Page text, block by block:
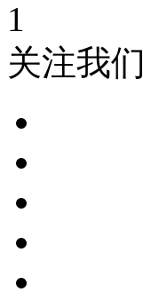
1
关注我们